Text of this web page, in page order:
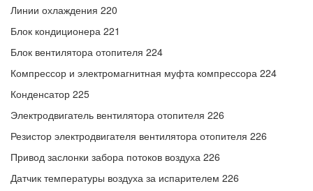
Линии охлаждения 220
Блок кондиционера 221
Блок вентилятора отопителя 224
Компрессор и электромагнитная муфта компрессора 224
Конденсатор 225
Электродвигатель вентилятора отопителя 226
Резистор электродвигателя вентилятора отопителя 226
Привод заслонки забора потоков воздуха 226
Датчик температуры воздуха за испарителем 226